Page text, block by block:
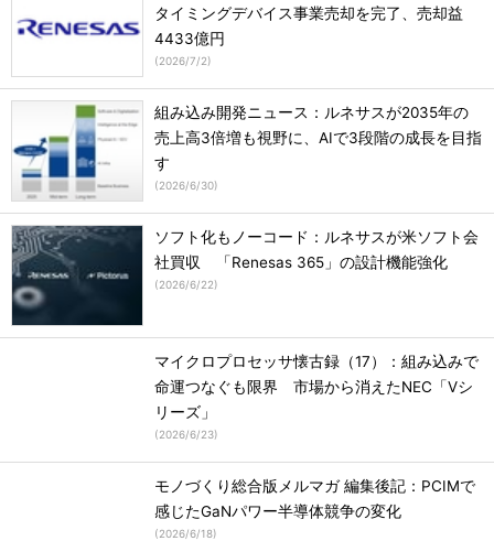
タイミングデバイス事業売却を完了、売却益
4433億円
(2026/7/2)
組み込み開発ニュース：ルネサスが2035年の
売上高3倍増も視野に、AIで3段階の成長を目指
す
(2026/6/30)
ソフト化もノーコード：ルネサスが米ソフト会
社買収 「Renesas 365」の設計機能強化
(2026/6/22)
マイクロプロセッサ懐古録（17）：組み込みで
命運つなぐも限界 市場から消えたNEC「Vシ
リーズ」
(2026/6/23)
モノづくり総合版メルマガ 編集後記：PCIMで
感じたGaNパワー半導体競争の変化
(2026/6/18)